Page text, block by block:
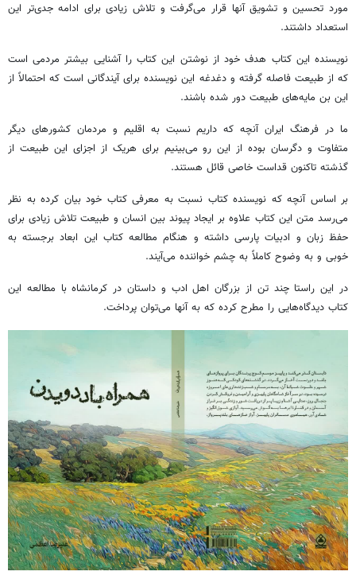
مورد تحسین و تشویق آنها قرار می‌گرفت و تلاش زیادی برای ادامه جدی‌تر این
استعداد داشتند.
نویسنده این کتاب هدف خود از نوشتن این کتاب را آشنایی بیشتر مردمی است
که از طبیعت فاصله گرفته و دغدغه این نویسنده برای آیندگانی است که احتمالاً از
این بن مایه‌های طبیعت دور شده باشند.
ما در فرهنگ ایران آنچه که داریم نسبت به اقلیم و مردمان کشورهای دیگر
متفاوت و دگرسان بوده از این رو می‌بینیم برای هریک از اجزای این طبیعت از
گذشته تاکنون قداست خاصی قائل هستند.
بر اساس آنچه که نویسنده کتاب نسبت به معرفی کتاب خود بیان کرده به نظر
می‌رسد متن این کتاب علاوه بر ایجاد پیوند بین انسان و طبیعت تلاش زیادی برای
حفظ زبان و ادبیات پارسی داشته و هنگام مطالعه کتاب این ابعاد برجسته به
خوبی و به وضوح کاملاً به چشم خواننده می‌آیند.
در این راستا چند تن از بزرگان اهل ادب و داستان در کرمانشاه با مطالعه این
کتاب دیدگاه‌هایی را مطرح کرده که به آنها می‌توان پرداخت.